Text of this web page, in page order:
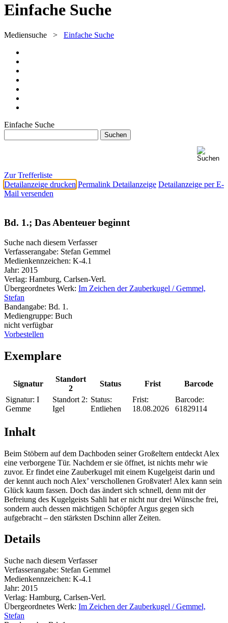
Einfache Suche
Mediensuche > Einfache Suche
Einfache Suche
Zur Trefferliste
Detailanzeige drucken Permalink Detailanzeige Detailanzeige per E-
Mail versenden
Bd. 1.; Das Abenteuer beginnt
Suche nach diesem Verfasser
Verfasserangabe: Stefan Gemmel
Medienkennzeichen: K-4.1
Jahr: 2015
Verlag: Hamburg, Carlsen-Verl.
Übergeordnetes Werk: Im Zeichen der Zauberkugel / Gemmel,
Stefan
Bandangabe: Bd. 1.
Mediengruppe: Buch
nicht verfügbar
Vorbestellen
Exemplare
Signatur
Standort
2
Status Frist
Barcode
Signatur: I
Gemme
Standort 2:
Igel
Status:
Entliehen
Frist:
18.08.2026
Barcode:
61829114
Inhalt
Beim Stöbern auf dem Dachboden seiner Großeltern entdeckt Alex
eine verborgene Tür. Nachdem er sie öffnet, ist nichts mehr wie
zuvor. Er findet eine Zauberkugel mit einem Kugelgeist darin und
der kennt auch noch Alex’ verschollenen Großvater! Alex kann sein
Glück kaum fassen. Doch das ändert sich schnell, denn mit der
Befreiung des Kugelgeists Sahli hat er nicht nur drei Wünsche frei,
sondern auch dessen mächtigen Schöpfer Argus gegen sich
aufgebracht – den stärksten Dschinn aller Zeiten.
Details
Suche nach diesem Verfasser
Verfasserangabe: Stefan Gemmel
Medienkennzeichen: K-4.1
Jahr: 2015
Verlag: Hamburg, Carlsen-Verl.
Übergeordnetes Werk: Im Zeichen der Zauberkugel / Gemmel,
Stefan